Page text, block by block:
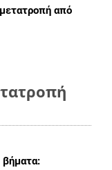
από
βήματα: